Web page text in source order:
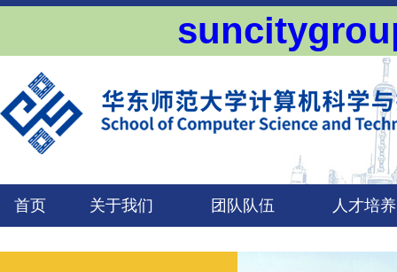
首页 关于我们 团队队伍 人才培养